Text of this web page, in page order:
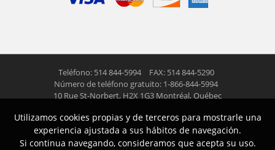
Teléfono: 514 844-5994
FAX: 514 844-5290
Número de teléfono gratuito: 1-866-844-5994
10 Rue St-Norbert, H2X 1G3 Montréal, Québec
© 2026 Las Americas inc. Todos los derechos reservados
Utilizamos cookies propias y de terceros para mostrarle una
experiencia ajustada a sus hábitos de navegación.
Si continua navegando, consideramos que acepta su uso.